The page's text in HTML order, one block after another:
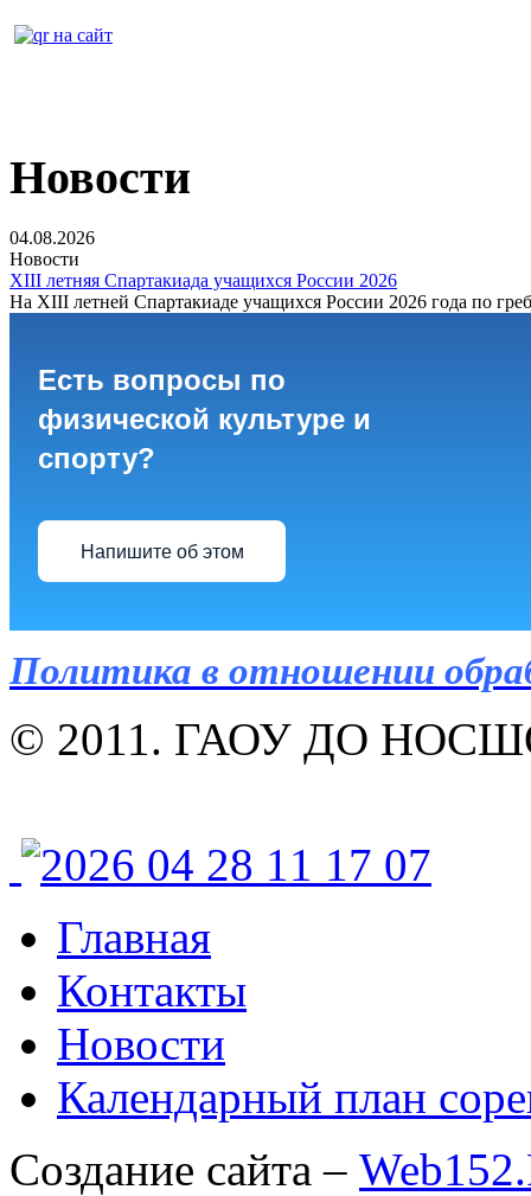
Новости
04.08.2026
Новости
XIII летняя Спартакиада учащихся России 2026
На XIII летней Спартакиаде учащихся России 2026 года по
Есть вопросы по
физической культуре и
спорту?
Напишите об этом
Политика в отношении
© 2011. ГАОУ ДО
Главная
Контакты
Новости
Календарный план
Создание сайта –